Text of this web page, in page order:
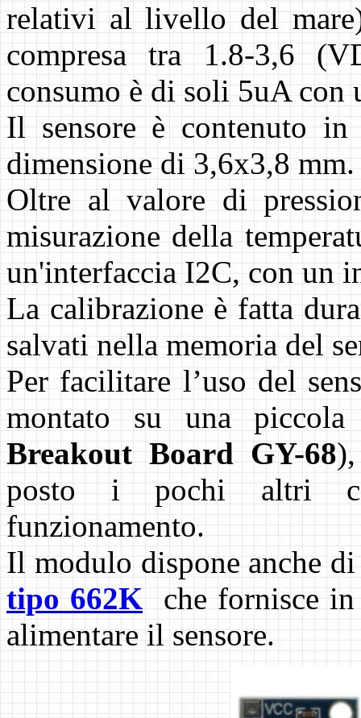
relativi al livello del
compresa tra 1.8-3,6
consumo è di soli 5uA con
Il sensore è contenuto
dimensione di 3,6x3,8 mm.
Oltre al valore di
misurazione della
un'interfaccia I2C, con un
La calibrazione è fatta
salvati nella memoria del
Per facilitare l’uso del
montato su una
Breakout Board GY-68
posto i pochi altri
funzionamento.
Il modulo dispone anche
tipo 662Kche fornisce in
alimentare il sensore.